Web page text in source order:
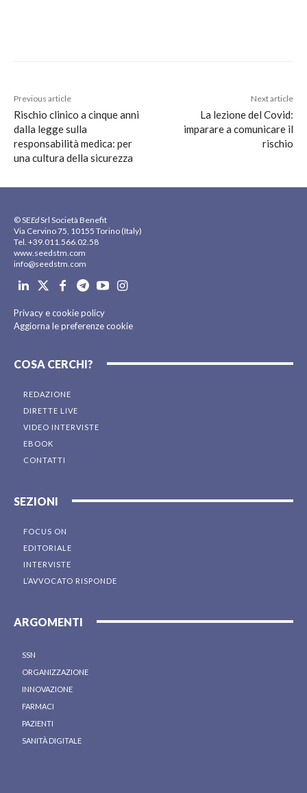
Previous article
Rischio clinico a cinque anni
dalla legge sulla
responsabilità medica: per
una cultura della sicurezza
Next article
La lezione del Covid:
imparare a comunicare il
rischio
© SEEdSrl Società Benefit
Via Cervino 75, 10155 Torino (Italy)
Tel. +39.011.566.02.58
www.seedstm.com
info@seedstm.com
Privacy e cookie policy
Aggiorna le preferenze cookie
COSA CERCHI?
REDAZIONE
DIRETTE LIVE
VIDEO INTERVISTE
EBOOK
CONTATTI
SEZIONI
FOCUS ON
EDITORIALE
INTERVISTE
L’AVVOCATO RISPONDE
ARGOMENTI
SSN
ORGANIZZAZIONE
INNOVAZIONE
FARMACI
PAZIENTI
SANITÀ DIGITALE